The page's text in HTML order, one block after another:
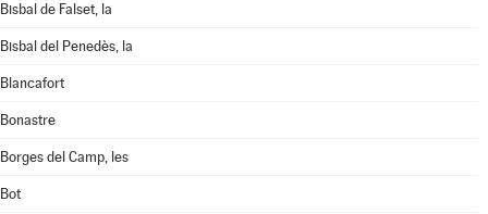
Bisbal de Falset, la
Bisbal del Penedès, la
Blancafort
Bonastre
Borges del Camp, les
Bot